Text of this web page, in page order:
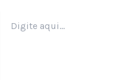
aqui...